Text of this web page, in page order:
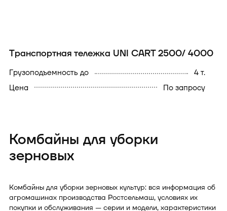
Транспортная тележка UNI CART 2500/ 4000
Грузоподъемность до
4 т.
Цена
По запросу
Комбайны для уборки
зерновых
Комбайны для уборки зерновых культур: вся информация об
агромашинах производства Ростсельмаш, условиях их
покупки и обслуживания — серии и модели, характеристики